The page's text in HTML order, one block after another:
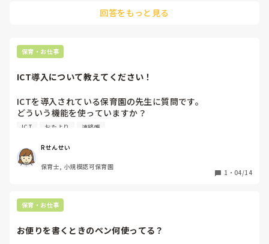
よろしくお願いします。
回答をもっと見る
保育・お仕事
ICT導入について教えてください！
ICTを導入されている保育園の先生に質問です。
どういう機能を使っていますか？
連絡帳、おたより配信、登降園打刻など。
あれば教えてください。
ICT おたより 連絡帳
Rせんせい
保育士, 小規模認可保育園
1 ・ 04/14
保育・お仕事
お便りを書くときのペン何使ってる？